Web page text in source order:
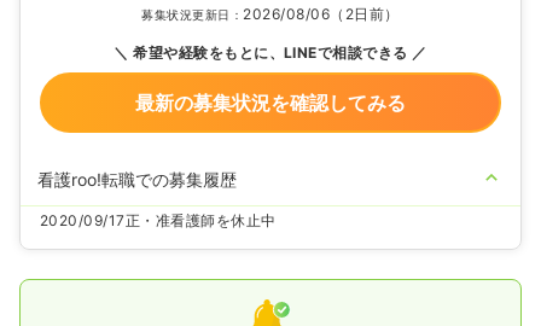
募集状況更新日： 2026/08/06（2日前）
希望や経験をもとに、LINEで相談できる
最新の募集状況を確認してみる
看護roo!転職での募集履歴
2020/09/17正・准看護師を休止中